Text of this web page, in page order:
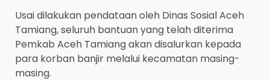
Usai dilakukan pendataan oleh Dinas Sosial Aceh
Tamiang, seluruh bantuan yang telah diterima
Pemkab Aceh Tamiang akan disalurkan kepada
para korban banjir melalui kecamatan masing-
masing.